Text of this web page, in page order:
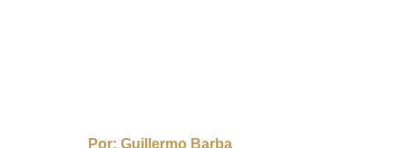
Por: Guillermo Barba